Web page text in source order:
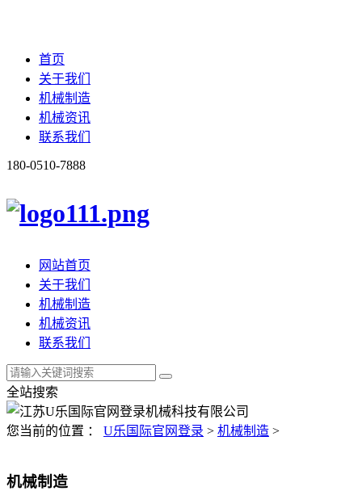
首页
关于我们
机械制造
机械资讯
联系我们
180-0510-7888
网站首页
关于我们
机械制造
机械资讯
联系我们
全站搜索
您当前的位置 ： U乐国际官网登录 > 机械制造 >
机械制造